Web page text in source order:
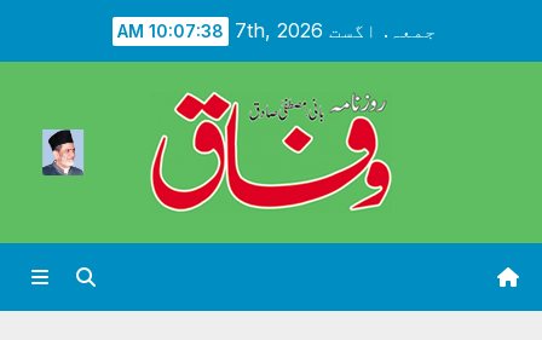
جمعہ. اگست 7th, 2026 10:07:40 AM